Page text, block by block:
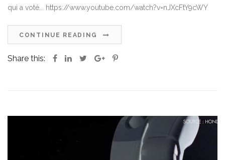
qui a voté... https://www.youtube.com/watch?v=nJXcFtY9cWY
CONTINUE READING
Share this: